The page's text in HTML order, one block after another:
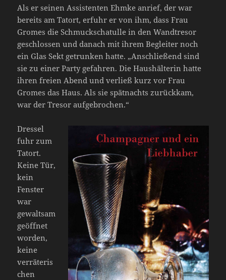
Als er seinen Assistenten Ehmke anrief, der war
bereits am Tatort, erfuhr er von ihm, dass Frau
Gromes die Schmuckschatulle in den Wandtresor
geschlossen und danach mit ihrem Begleiter noch
ein Glas Sekt getrunken hatte. „Anschließend sind
sie zu einer Party gefahren. Die Haushälterin hatte
ihren freien Abend und verließ kurz vor Frau
Gromes das Haus. Als sie spätnachts zurückkam,
war der Tresor aufgebrochen.“
Dressel
fuhr zum
Tatort.
Keine Tür,
kein
Fenster
war
gewaltsam
geöffnet
worden,
keine
verräteris
chen